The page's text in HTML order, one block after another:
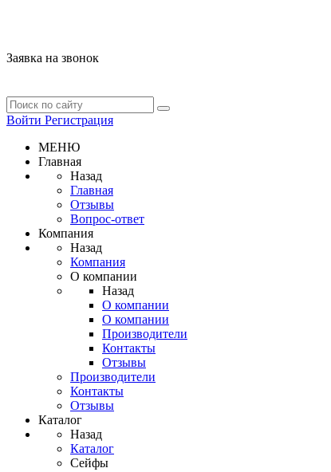
Заявка на звонок
Войти Регистрация
МЕНЮ
Главная
Назад
Главная
Отзывы
Вопрос-ответ
Компания
Назад
Компания
О компании
Назад
О компании
О компании
Производители
Контакты
Отзывы
Производители
Контакты
Отзывы
Каталог
Назад
Каталог
Сейфы